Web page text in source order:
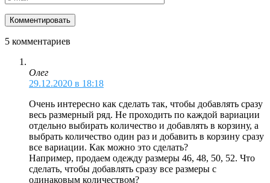
5 комментариев
Олег
29.12.2020 в 18:18
Очень интересно как сделать так, чтобы добавлять сразу
весь размерный ряд. Не проходить по каждой вариации
отдельно выбирать количество и добавлять в корзину, а
выбрать количество один раз и добавить в корзину сразу
все вариации. Как можно это сделать?
Например, продаем одежду размеры 46, 48, 50, 52. Что
сделать, чтобы добавлять сразу все размеры с
одинаковым количеством?